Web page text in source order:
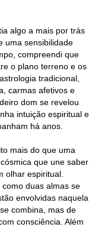
algo a mais por trás
uma sensibilidade
compreendi que
o plano terreno e os
tradicional,
carmas afetivos e
dom se revelou
intuição espiritual e
há anos.
mais do que uma
que une saber
olhar espiritual.
duas almas se
envolvidas naquela
combina, mas de
consciência. Além